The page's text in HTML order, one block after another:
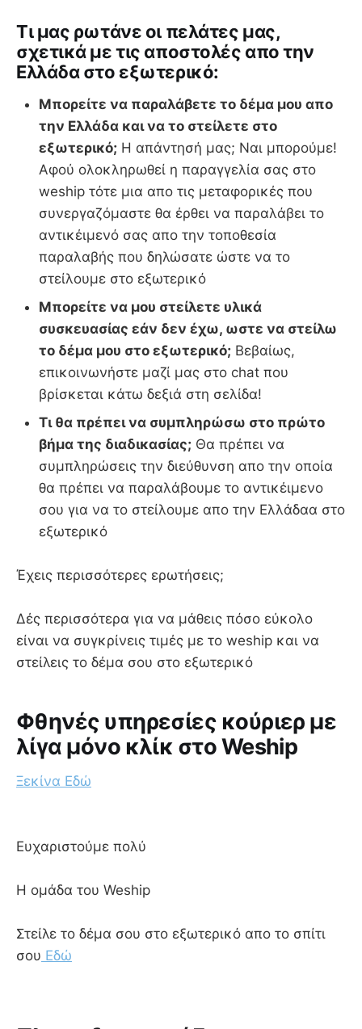
Tι μας ρωτάνε οι πελάτες μας,
σχετικά με τις αποστολές απο την
Ελλάδα στο εξωτερικό:
Μπορείτε να παραλάβετε το δέμα μου απο
την Ελλάδα και να το στείλετε στο
εξωτερικό; Η απάντησή μας; Ναι μπορούμε!
Αφού ολοκληρωθεί η παραγγελία σας στο
weship τότε μια απο τις μεταφορικές που
συνεργαζόμαστε θα έρθει να παραλάβει το
αντικέιμενό σας απο την τοποθεσία
παραλαβής που δηλώσατε ώστε να το
στείλουμε στο εξωτερικό
Μπορείτε να μου στείλετε υλικά
συσκευασίας εάν δεν έχω, ωστε να στείλω
το δέμα μου στο εξωτερικό; Βεβαίως,
επικοινωνήστε μαζί μας στο chat που
βρίσκεται κάτω δεξιά στη σελίδα!
Τι θα πρέπει να συμπληρώσω στο πρώτο
βήμα της διαδικασίας; Θα πρέπει να
συμπληρώσεις την διεύθυνση απο την οποία
θα πρέπει να παραλάβουμε το αντικέιμενο
σου για να το στείλουμε απο την Ελλάδαα στο
εξωτερικό
Έχεις περισσότερες ερωτήσεις;
Δές περισσότερα για να μάθεις πόσο εύκολο
είναι να συγκρίνεις τιμές με το weship και να
στείλεις το δέμα σου στο εξωτερικό
Φθηνές υπηρεσίες κούριερ με
λίγα μόνο κλίκ στο Weship
Ξεκίνα Εδώ
Ευχαριστούμε πολύ
Η ομάδα του Weship
Στείλε το δέμα σου στο εξωτερικό απο το σπίτι
σου Εδώ